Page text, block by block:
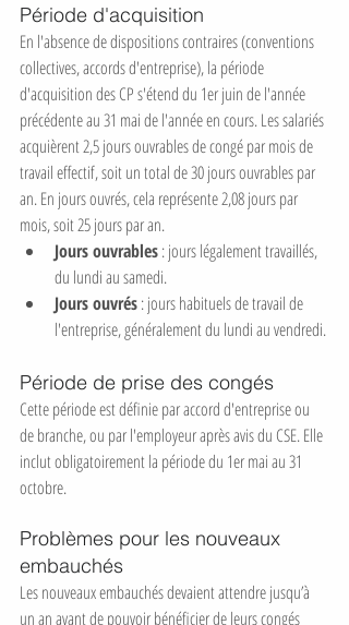
Période d'acquisition
En l'absence de dispositions contraires (conventions
collectives, accords d'entreprise), la période
d'acquisition des CP s'étend du 1er juin de l'année
précédente au 31 mai de l'année en cours. Les salariés
acquièrent 2,5 jours ouvrables de congé par mois de
travail effectif, soit un total de 30 jours ouvrables par
an. En jours ouvrés, cela représente 2,08 jours par
mois, soit 25 jours par an.
Jours ouvrables : jours légalement travaillés,
du lundi au samedi.
Jours ouvrés : jours habituels de travail de
l'entreprise, généralement du lundi au vendredi.
Période de prise des congés
Cette période est définie par accord d'entreprise ou
de branche, ou par l'employeur après avis du CSE. Elle
inclut obligatoirement la période du 1er mai au 31
octobre.
Problèmes pour les nouveaux
embauchés
Les nouveaux embauchés devaient attendre jusqu’à
un an avant de pouvoir bénéficier de leurs congés